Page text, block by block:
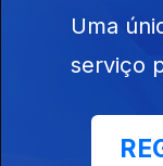
Uma
serviço